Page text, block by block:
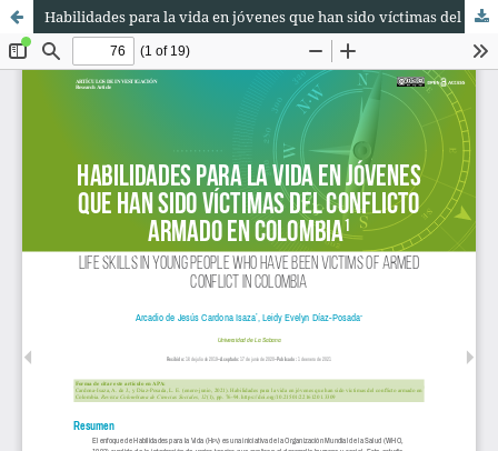
Habilidades para la vida en jóvenes que han sido víctimas del conflicto armado en Colombia